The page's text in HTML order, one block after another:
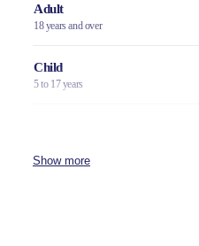
Adult
18 years and over
Child
5 to 17 years
Show more